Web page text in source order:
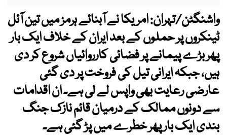
واشنگٹن/تہران: امریکا نے آبنائے ہرمز میں تین آئل
ٹینکروں پر حملوں کے بعد ایران کے خلاف ایک بار
پھر بڑے پیمانے پر فضائی کارروائیاں شروع کر دی
ہیں، جبکہ ایرانی تیل کی فروخت پر دی گئی
عارضی رعایت بھی واپس لے لی ہے۔ ان اقدامات
سے دونوں ممالک کے درمیان قائم نازک جنگ
بندی ایک بار پھر خطرے میں پڑ گئی ہے۔